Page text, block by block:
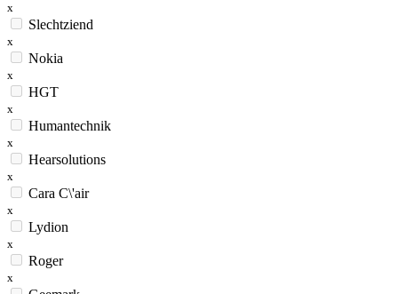
x
Slechtziend
x
Nokia
x
HGT
x
Humantechnik
x
Hearsolutions
x
Cara C\'air
x
Lydion
x
Roger
x